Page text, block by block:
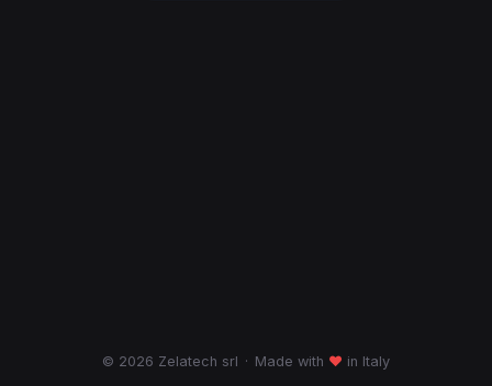
© 2026 Zelatech srl · Made with ♥ in Italy